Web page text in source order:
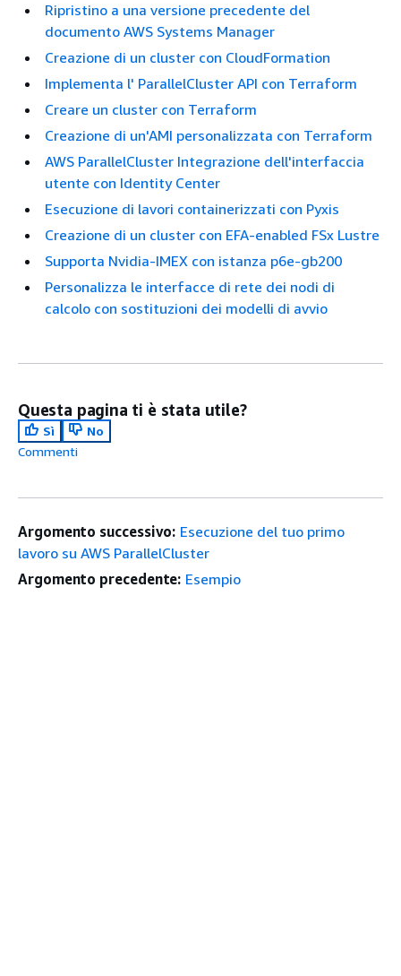
Ripristino a una versione precedente del
documento AWS Systems Manager
Creazione di un cluster con CloudFormation
Implementa l' ParallelCluster API con Terraform
Creare un cluster con Terraform
Creazione di un'AMI personalizzata con Terraform
AWS ParallelCluster Integrazione dell'interfaccia
utente con Identity Center
Esecuzione di lavori containerizzati con Pyxis
Creazione di un cluster con EFA-enabled FSx Lustre
Supporta Nvidia-IMEX con istanza p6e-gb200
Personalizza le interfacce di rete dei nodi di
calcolo con sostituzioni dei modelli di avvio
Questa pagina ti è stata utile?
Sì
No
Commenti
Argomento successivo: Esecuzione del tuo primo
lavoro su AWS ParallelCluster
Argomento precedente: Esempio